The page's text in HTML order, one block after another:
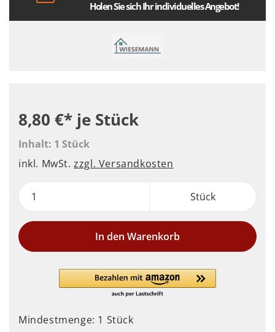
Holen Sie sich Ihr individuelles Angebot!
8,80 €* je Stück
Inhalt: 1 Stück
inkl. MwSt.zzgl. Versandkosten
Stück
In den Warenkorb
Mindestmenge: 1 Stück